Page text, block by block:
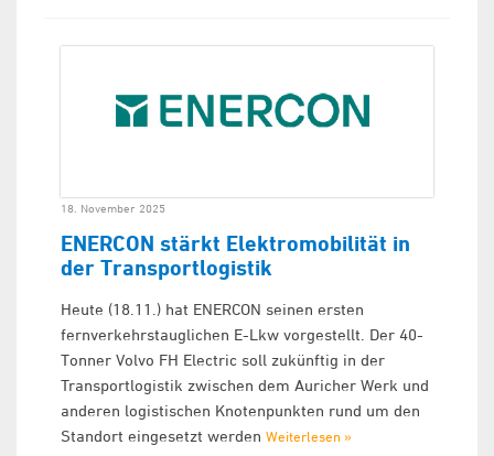
18. November 2025
ENERCON stärkt Elektromobilität in
der Transportlogistik
Heute (18.11.) hat ENERCON seinen ersten
fernverkehrstauglichen E-Lkw vorgestellt. Der 40-
Tonner Volvo FH Electric soll zukünftig in der
Transportlogistik zwischen dem Auricher Werk und
anderen logistischen Knotenpunkten rund um den
Standort eingesetzt werden Weiterlesen »